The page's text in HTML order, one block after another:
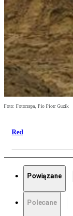
Foto: Fotorzepa, Pio Piotr Guzik
Red
Powiązane
Polecane